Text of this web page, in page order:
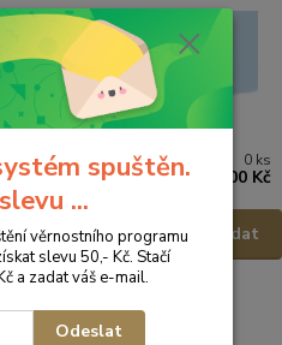
Hledat
0 ks
0,00 Kč
spuštěn.
...
věrnostního programu
slevu 50,- Kč. Stačí
a zadat váš e-mail.
Odeslat